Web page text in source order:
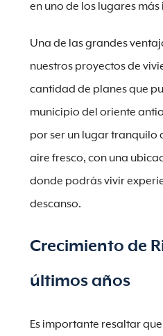
en uno de los lugares
Una de las grandes
nuestros proyectos de
cantidad de planes que
municipio del oriente
por ser un lugar tranquilo
aire fresco, con una
donde podrás vivir
descanso.
Crecimiento de
últimos años
Es importante resaltar